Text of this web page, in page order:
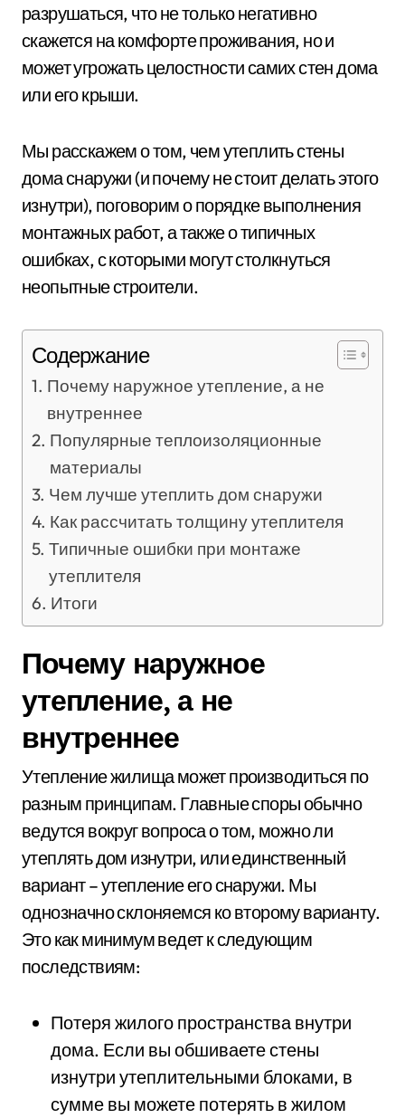
разрушаться, что не только негативно
скажется на комфорте проживания, но и
может угрожать целостности самих стен дома
или его крыши.
Мы расскажем о том, чем утеплить стены
дома снаружи (и почему не стоит делать этого
изнутри), поговорим о порядке выполнения
монтажных работ, а также о типичных
ошибках, с которыми могут столкнуться
неопытные строители.
Содержание
Почему наружное утепление, а не
внутреннее
Популярные теплоизоляционные
материалы
Чем лучше утеплить дом снаружи
Как рассчитать толщину утеплителя
Типичные ошибки при монтаже
утеплителя
Итоги
Почему наружное
утепление, а не
внутреннее
Утепление жилища может производиться по
разным принципам. Главные споры обычно
ведутся вокруг вопроса о том, можно ли
утеплять дом изнутри, или единственный
вариант – утепление его снаружи. Мы
однозначно склоняемся ко второму варианту.
Это как минимум ведет к следующим
последствиям:
Потеря жилого пространства внутри
дома. Если вы обшиваете стены
изнутри утеплительными блоками, в
сумме вы можете потерять в жилом